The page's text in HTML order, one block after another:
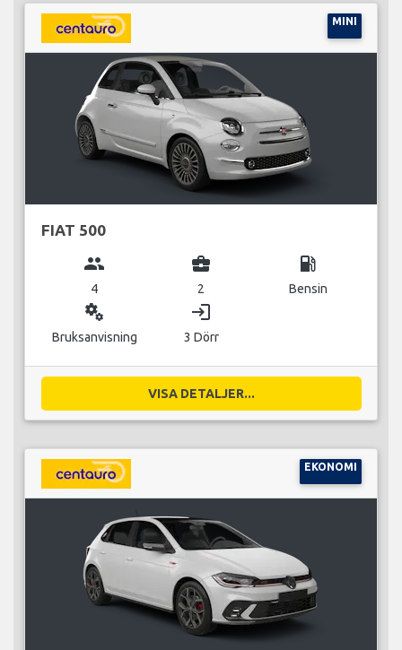
MINI
FIAT 500
group
4
business_center
2
local_gas_station
Bensin
miscellaneous_services
Bruksanvisning
login
3 Dörr
VISA DETALJER...
EKONOMI